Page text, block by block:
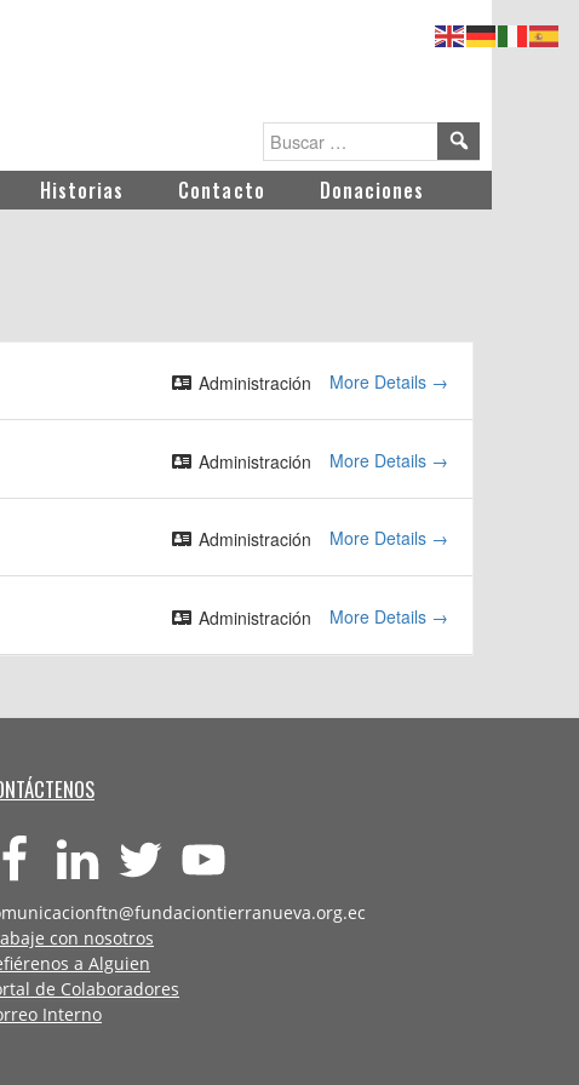
Historias Contacto Donaciones
Administración More Details
Administración More Details
Administración More Details
Administración More Details
con nosotros
a Alguien
de Colaboradores
Interno